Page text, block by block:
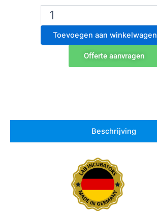
Binder
56
Laboratorium
Toevoegen aan winkelwagen
Offerte aanvragen
Beschrijving